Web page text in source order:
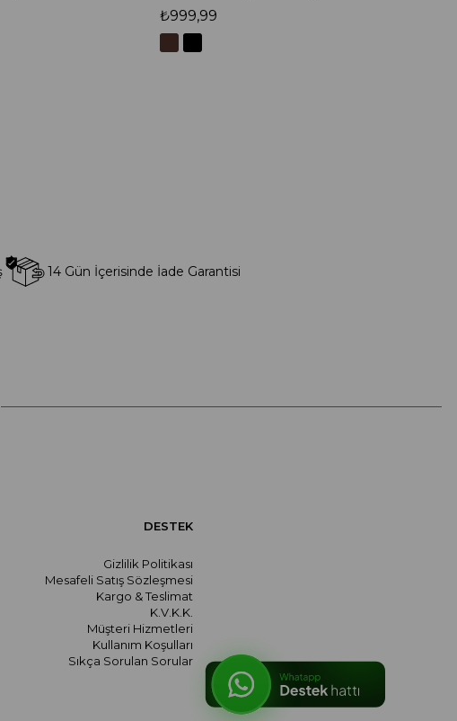
₺999,99
14 Gün İçerisinde İade Garantisi
DESTEK
Gizlilik Politikası
Mesafeli Satış Sözleşmesi
Kargo & Teslimat
K.V.K.K.
Müşteri Hizmetleri
Kullanım Koşulları
Sıkça Sorulan Sorular